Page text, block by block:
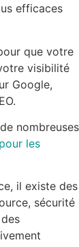
efficaces
que votre
visibilité
Google,
nombreuses
les
il existe des
sécurité